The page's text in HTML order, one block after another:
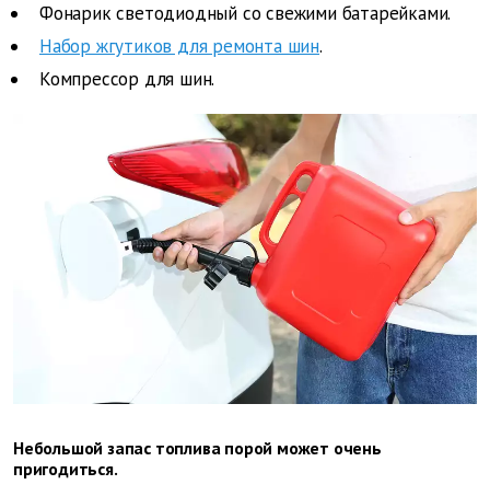
Фонарик светодиодный со свежими батарейками.
Набор жгутиков для ремонта шин.
Компрессор для шин.
Небольшой запас топлива порой может очень
пригодиться.